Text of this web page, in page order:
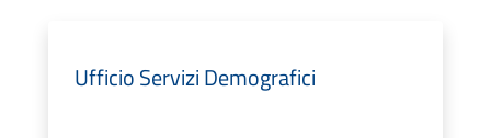
Ufficio Servizi Demografici